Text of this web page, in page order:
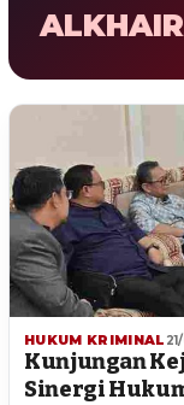
HUKUM KRIMINAL
Kunjungan
Sinergi